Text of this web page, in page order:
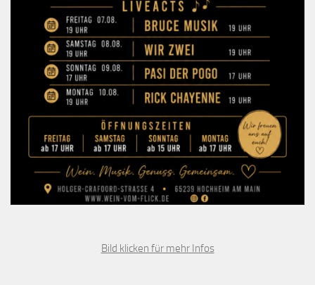
Bild klicken für mehr Infos